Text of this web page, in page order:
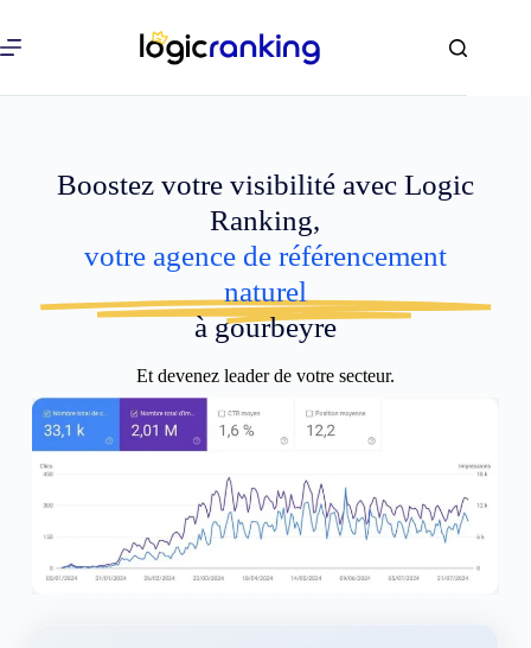
Boostez votre visibilité avec Logic
Ranking,
votre agence de référencement
naturel
à gourbeyre
Et devenez leader de votre secteur.